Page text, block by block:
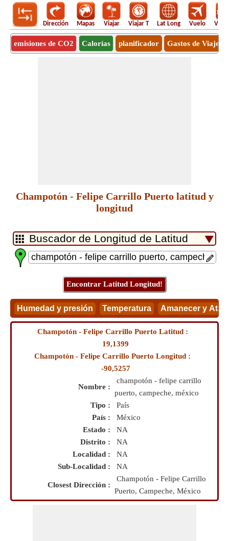
Dirección Mapas Viajar Viajar T Lat Long Vuelo
emisiones de CO2 Calorías planificador Gastos de Viaje
Champotón - Felipe Carrillo Puerto latitud y
longitud
Champotón - Felipe Carrillo Puerto Latitud :
19,1399
Champotón - Felipe Carrillo Puerto Longitud :
-90,5257
Nombre :
champotón - felipe carrillo
puerto, campeche, méxico
Tipo :
País
País :
México
Estado :
NA
Distrito :
NA
Localidad :
NA
Sub-Localidad :
NA
Closest Dirección :
Champotón - Felipe Carrillo
Puerto, Campeche, México